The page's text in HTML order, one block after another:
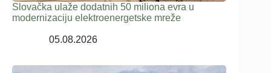
Slovačka ulaže dodatnih 50 miliona evra u
modernizaciju elektroenergetske mreže
05.08.2026